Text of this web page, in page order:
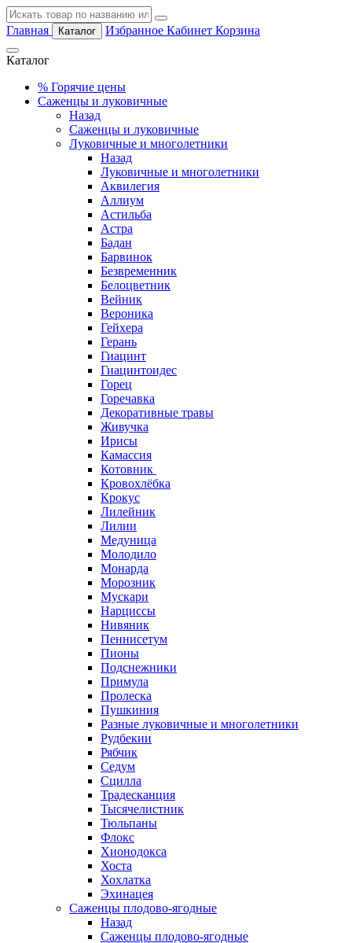
Главная Каталог Избранное Кабинет Корзина
Каталог
% Горячие цены
Саженцы и луковичные
Назад
Саженцы и луковичные
Луковичные и многолетники
Назад
Луковичные и многолетники
Аквилегия
Аллиум
Астильба
Астра
Бадан
Барвинок
Безвременник
Белоцветник
Вейник
Вероника
Гейхера
Герань
Гиацинт
Гиацинтоидес
Горец
Горечавка
Декоративные травы
Живучка
Ирисы
Камассия
Котовник
Кровохлёбка
Крокус
Лилейник
Лилии
Медуница
Молодило
Монарда
Морозник
Мускари
Нарциссы
Нивяник
Пеннисетум
Пионы
Подснежники
Примула
Пролеска
Пушкиния
Разные луковичные и многолетники
Рудбекии
Рябчик
Седум
Сцилла
Традесканция
Тысячелистник
Тюльпаны
Флокс
Хионодокса
Хоста
Хохлатка
Эхинацея
Саженцы плодово-ягодные
Назад
Саженцы плодово-ягодные